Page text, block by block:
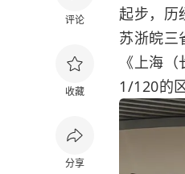
评论
收藏
分享
起步，历
苏浙皖三
《上海
1/120的